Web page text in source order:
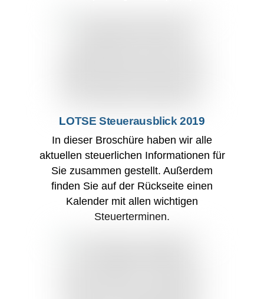
LOTSE Steuerausblick 2019
In dieser Broschüre haben wir alle
aktuellen steuerlichen Informationen für
Sie zusammen gestellt. Außerdem
finden Sie auf der Rückseite einen
Kalender mit allen wichtigen
Steuerterminen.